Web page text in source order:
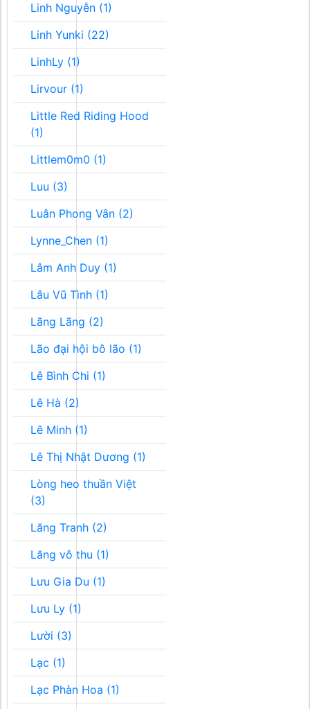
Linh Nguyễn (1)
Linh Yunki (22)
LinhLy (1)
Lirvour (1)
Little Red Riding Hood
(1)
Littlem0m0 (1)
Luu (3)
Luân Phong Vân (2)
Lynne_Chen (1)
Lâm Anh Duy (1)
Lâu Vũ Tình (1)
Lãng Lãng (2)
Lão đại hội bô lão (1)
Lê Bình Chi (1)
Lê Hà (2)
Lê Minh (1)
Lê Thị Nhật Dương (1)
Lòng heo thuần Việt
(3)
Lăng Tranh (2)
Lăng vô thu (1)
Lưu Gia Du (1)
Lưu Ly (1)
Lười (3)
Lạc (1)
Lạc Phàn Hoa (1)